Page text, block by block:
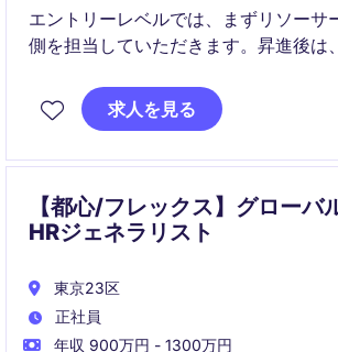
エントリーレベルでは、まずリソーサ
側を担当していただきます。昇進後は
きます。
求人を見る
【都心/フレックス】グローバ
HRジェネラリスト
東京23区
正社員
年収 900万円 - 1300万円